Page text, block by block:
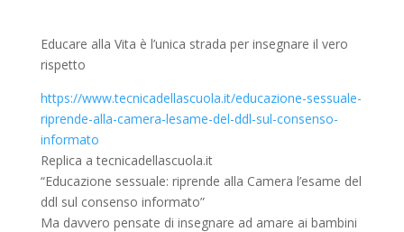
Educare alla Vita è l’unica strada per insegnare il vero
rispetto
https://www.tecnicadellascuola.it/educazione-sessuale-
riprende-alla-camera-lesame-del-ddl-sul-consenso-
informato
Replica a tecnicadellascuola.it
“Educazione sessuale: riprende alla Camera l’esame del
ddl sul consenso informato”
Ma davvero pensate di insegnare ad amare ai bambini